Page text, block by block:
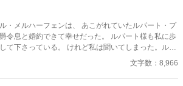
・メルハーフェンは、 あこがれていたルパート・プ
と婚約できて幸せだった。 ルパート様も私に歩
て下さっている。 けれど私は聞いてしまった。ルパ
女といると疲れる』
様に嫌われていたの？ 本当は厭わしく思っていた
文字数：8,966